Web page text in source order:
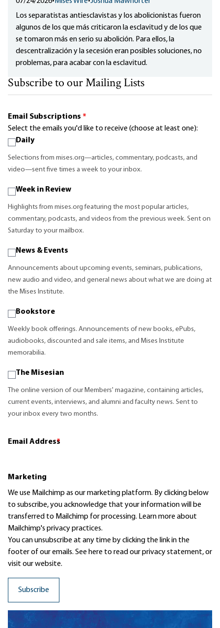
Los separatistas antiesclavistas y los abolicionistas fueron
algunos de los que más criticaron la esclavitud y de los que
se tomaron más en serio su abolición. Para ellos, la
descentralización y la secesión eran posibles soluciones, no
problemas, para acabar con la esclavitud.
Subscribe to our Mailing Lists
Email Subscriptions *
Select the emails you'd like to receive (choose at least one):
Daily
Selections from mises.org—articles, commentary, podcasts, and
video—sent five times a week to your inbox.
Week in Review
Highlights from mises.org featuring the most popular articles,
commentary, podcasts, and videos from the previous week. Sent on
Saturday to your mailbox.
News & Events
Announcements about upcoming events, seminars, publications,
new audio and video, and general news about what we are doing at
the Mises Institute.
Bookstore
Weekly book offerings. Announcements of new books, ePubs,
audiobooks, discounted and sale items, and Mises Institute
memorabilia.
The Misesian
The online version of our Members' magazine, containing articles,
current events, interviews, and alumni and faculty news. Sent to
your inbox every two months.
Email Address
*
Marketing
We use Mailchimp as our marketing platform. By clicking below
to subscribe, you acknowledge that your information will be
transferred to Mailchimp for processing. Learn moreabout
Mailchimp's privacy practices.
You can unsubscribe at any time by clicking the link in the
footer of our emails. See here to read ourprivacy statement, or
visit our website.